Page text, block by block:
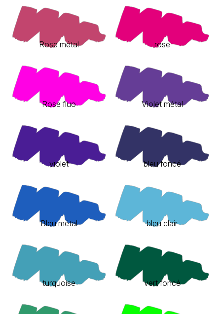
Rose métal rose
Rose fluo Violet métal
violet bleu foncé
Bleu métal bleu clair
turquoise vert foncé